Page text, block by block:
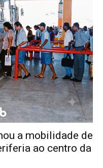
a mobilidade de
ao centro da